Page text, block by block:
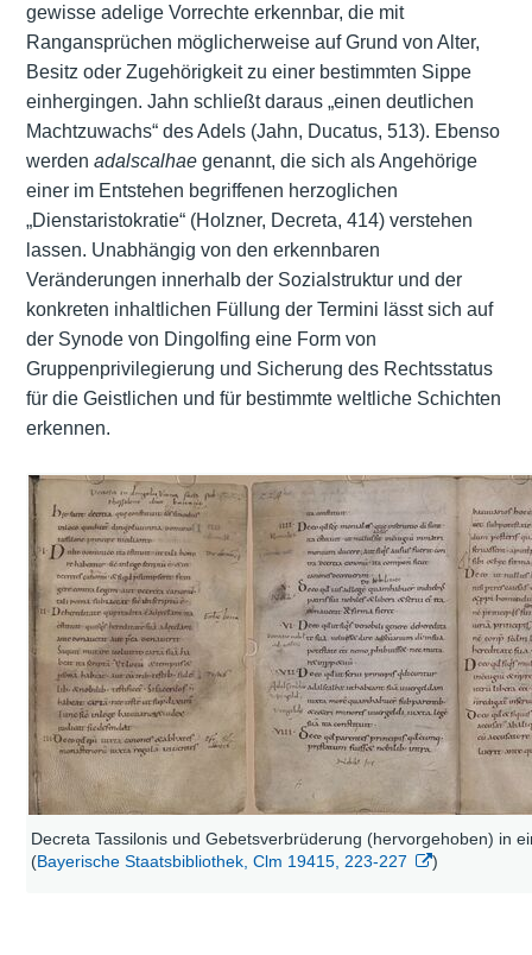
gewisse adelige Vorrechte erkennbar, die mit
Rangansprüchen möglicherweise auf Grund von Alter,
Besitz oder Zugehörigkeit zu einer bestimmten Sippe
einhergingen. Jahn schließt daraus „einen deutlichen
Machtzuwachs“ des Adels (Jahn, Ducatus, 513). Ebenso
werden adalscalhaegenannt, die sich als Angehörige
einer im Entstehen begriffenen herzoglichen
„Dienstaristokratie“ (Holzner, Decreta, 414) verstehen
lassen. Unabhängig von den erkennbaren
Veränderungen innerhalb der Sozialstruktur und der
konkreten inhaltlichen Füllung der Termini lässt sich auf
der Synode von Dingolfing eine Form von
Gruppenprivilegierung und Sicherung des Rechtsstatus
für die Geistlichen und für bestimmte weltliche Schichten
erkennen.
Decreta Tassilonis und Gebetsverbrüderung (hervorgehoben) in
(Bayerische Staatsbibliothek, Clm 19415, 223-227 )